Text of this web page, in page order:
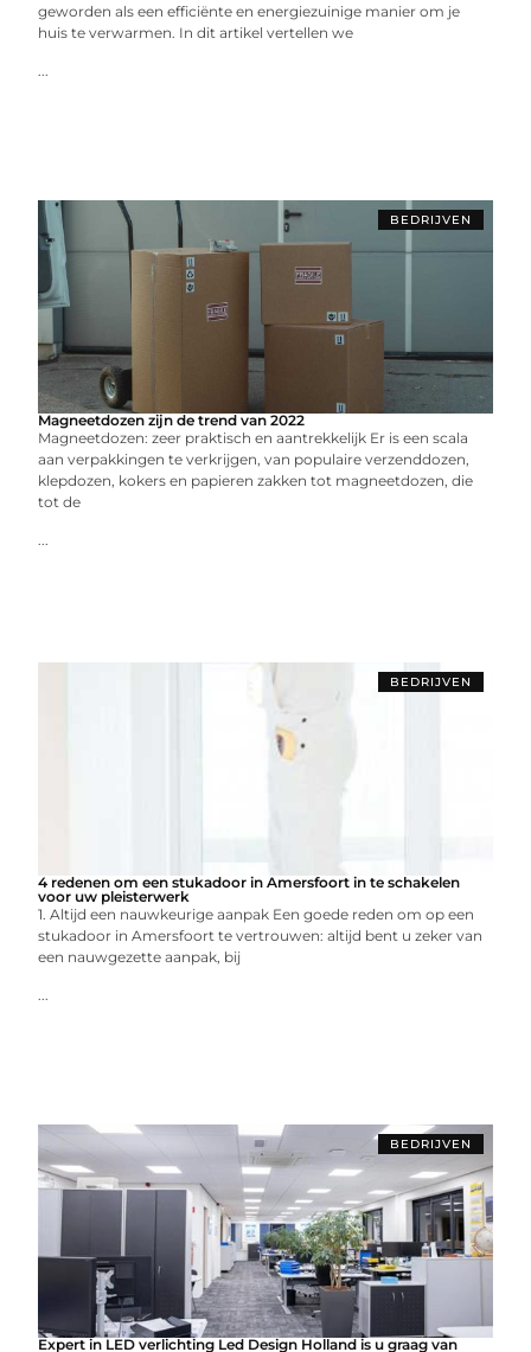
geworden als een efficiënte en energiezuinige manier om je
huis te verwarmen. In dit artikel vertellen we
...
BEDRIJVEN
Magneetdozen zijn de trend van 2022
Magneetdozen: zeer praktisch en aantrekkelijk Er is een scala
aan verpakkingen te verkrijgen, van populaire verzenddozen,
klepdozen, kokers en papieren zakken tot magneetdozen, die
tot de
...
BEDRIJVEN
4 redenen om een stukadoor in Amersfoort in te schakelen
voor uw pleisterwerk
1. Altijd een nauwkeurige aanpak Een goede reden om op een
stukadoor in Amersfoort te vertrouwen: altijd bent u zeker van
een nauwgezette aanpak, bij
...
BEDRIJVEN
Expert in LED verlichting Led Design Holland is u graag van